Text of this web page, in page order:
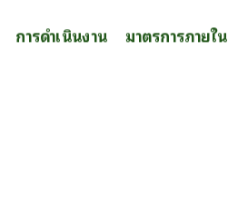
การดำเนินงาน มาตรการภายใน